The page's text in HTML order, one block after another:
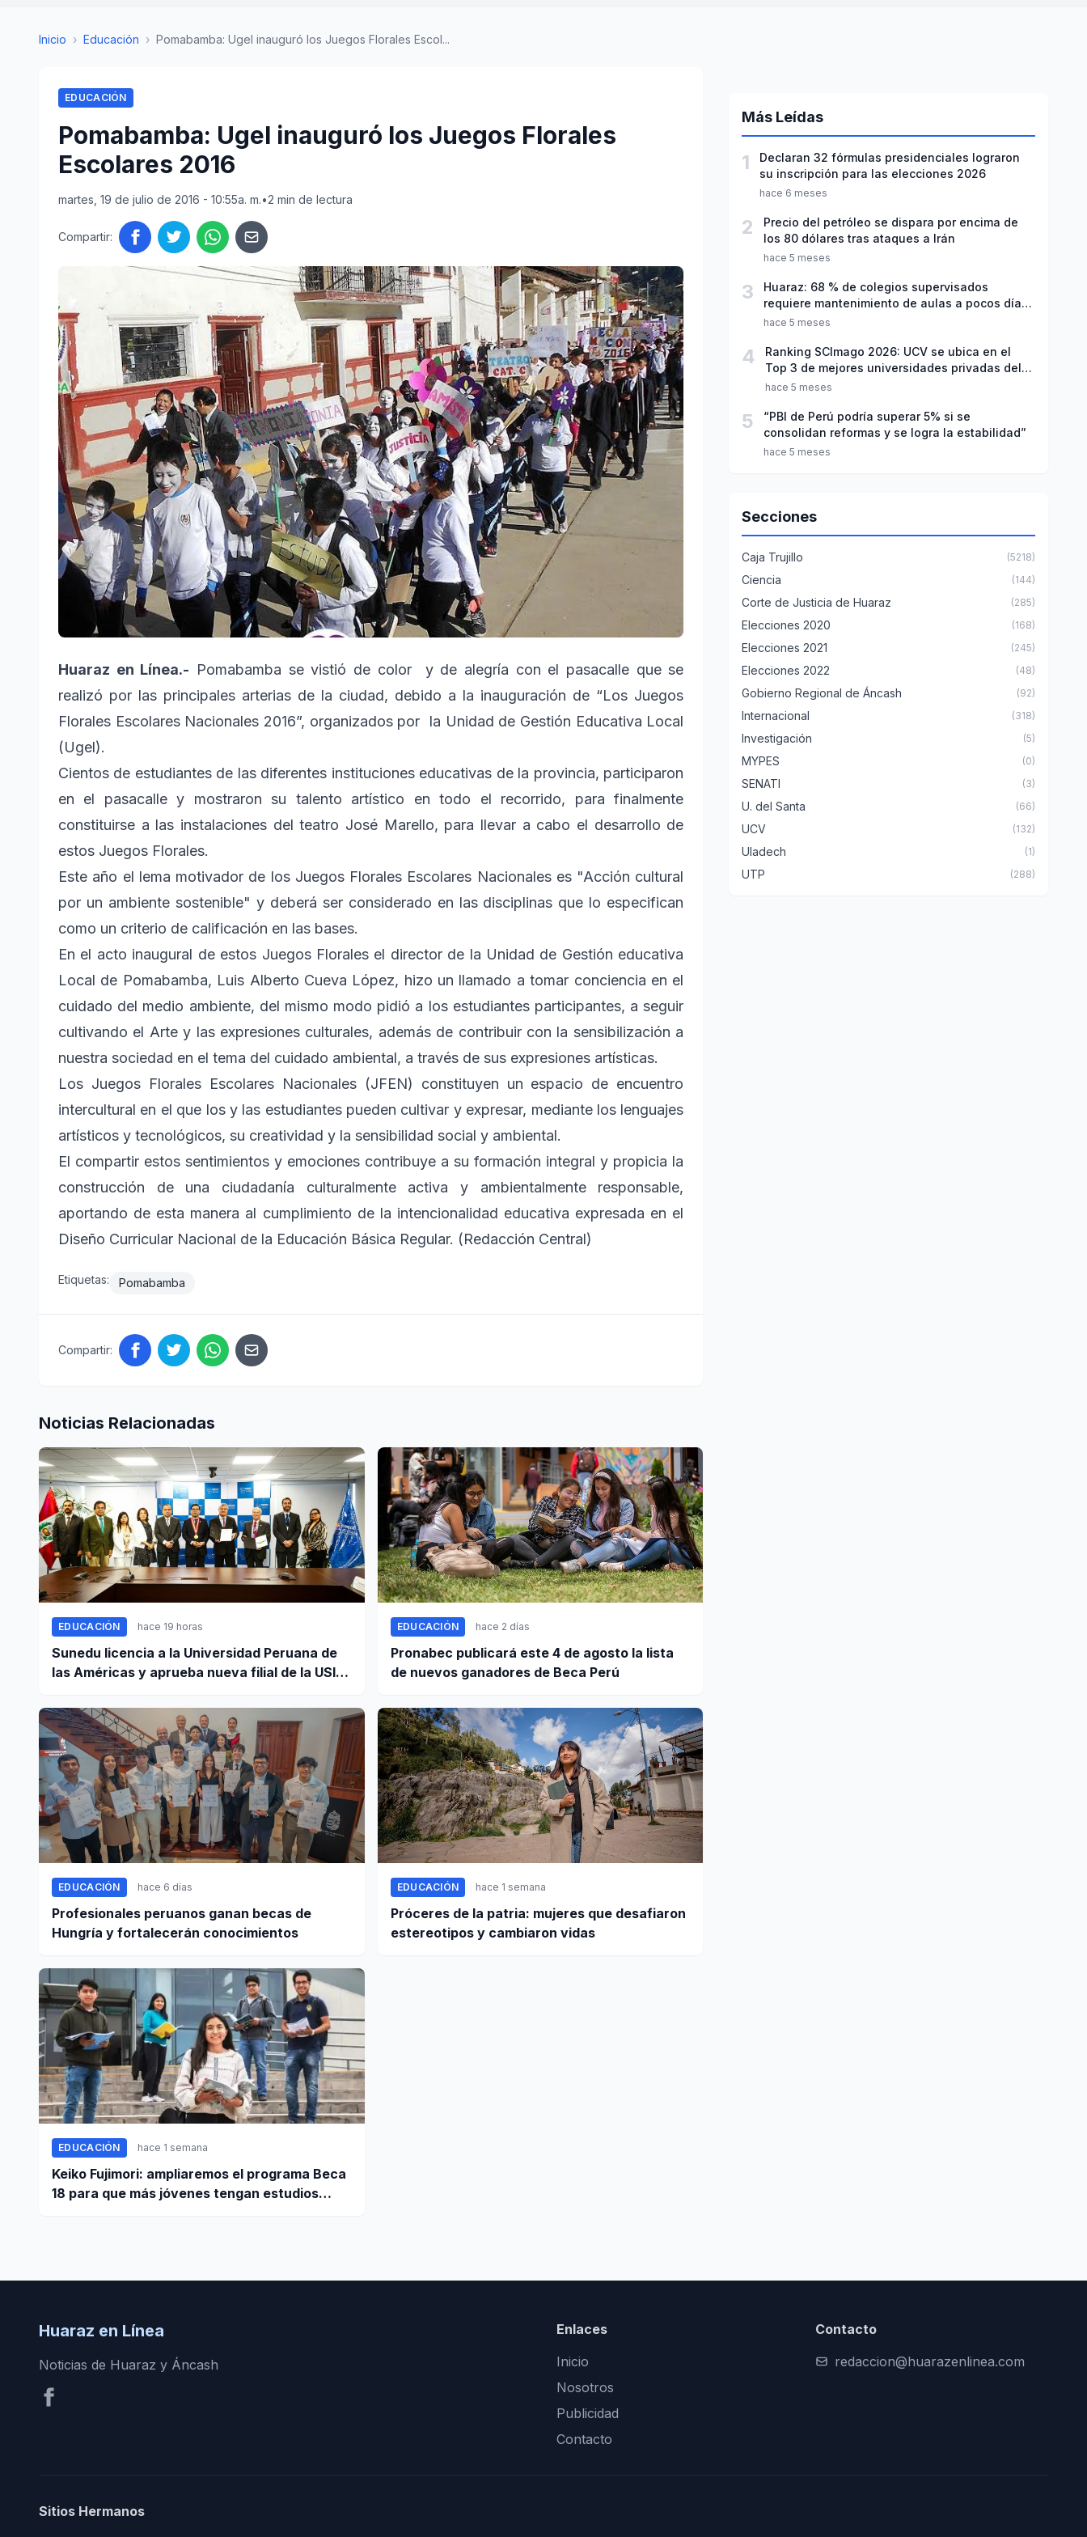
Inicio › Educación › Pomabamba: Ugel inauguró los Juegos Florales Escol...
EDUCACIÓN
Pomabamba: Ugel inauguró los Juegos Florales
Escolares 2016
martes, 19 de julio de 2016 - 10:55a. m.•2 min de lectura
Compartir:
Huaraz en Línea.- Pomabamba se vistió de color y de alegría con el pasacalle que se
realizó por las principales arterias de la ciudad, debido a la inauguración de “Los Juegos
Florales Escolares Nacionales 2016”, organizados por la Unidad de Gestión Educativa Local
(Ugel).
Cientos de estudiantes de las diferentes instituciones educativas de la provincia, participaron
en el pasacalle y mostraron su talento artístico en todo el recorrido, para finalmente
constituirse a las instalaciones del teatro José Marello, para llevar a cabo el desarrollo de
estos Juegos Florales.
Este año el lema motivador de los Juegos Florales Escolares Nacionales es "Acción cultural
por un ambiente sostenible" y deberá ser considerado en las disciplinas que lo especifican
como un criterio de calificación en las bases.
En el acto inaugural de estos Juegos Florales el director de la Unidad de Gestión educativa
Local de Pomabamba, Luis Alberto Cueva López, hizo un llamado a tomar conciencia en el
cuidado del medio ambiente, del mismo modo pidió a los estudiantes participantes, a seguir
cultivando el Arte y las expresiones culturales, además de contribuir con la sensibilización a
nuestra sociedad en el tema del cuidado ambiental, a través de sus expresiones artísticas.
Los Juegos Florales Escolares Nacionales (JFEN) constituyen un espacio de encuentro
intercultural en el que los y las estudiantes pueden cultivar y expresar, mediante los lenguajes
artísticos y tecnológicos, su creatividad y la sensibilidad social y ambiental.
El compartir estos sentimientos y emociones contribuye a su formación integral y propicia la
construcción de una ciudadanía culturalmente activa y ambientalmente responsable,
aportando de esta manera al cumplimiento de la intencionalidad educativa expresada en el
Diseño Curricular Nacional de la Educación Básica Regular. (Redacción Central)
Etiquetas: Pomabamba
Compartir:
Noticias Relacionadas
EDUCACIÓN hace 19 horas
Sunedu licencia a la Universidad Peruana de
las Américas y aprueba nueva filial de la USIL
EDUCACIÓN hace 2 días
Pronabec publicará este 4 de agosto la lista
de nuevos ganadores de Beca Perú
EDUCACIÓN hace 6 días
Profesionales peruanos ganan becas de
Hungría y fortalecerán conocimientos
EDUCACIÓN hace 1 semana
Próceres de la patria: mujeres que desafiaron
estereotipos y cambiaron vidas
EDUCACIÓN hace 1 semana
Keiko Fujimori: ampliaremos el programa Beca
18 para que más jóvenes tengan estudios
Más Leídas
1
Declaran 32 fórmulas presidenciales lograron
su inscripción para las elecciones 2026
hace 6 meses
2
Precio del petróleo se dispara por encima de
los 80 dólares tras ataques a Irán
hace 5 meses
3
Huaraz: 68 % de colegios supervisados
requiere mantenimiento de aulas a pocos días
de inicio del año escolar 2026
hace 5 meses
4
Ranking SCImago 2026: UCV se ubica en el
Top 3 de mejores universidades privadas del
Perú
hace 5 meses
5
“PBI de Perú podría superar 5% si se
consolidan reformas y se logra la estabilidad”
hace 5 meses
Secciones
Caja Trujillo (5218)
Ciencia (144)
Corte de Justicia de Huaraz (285)
Elecciones 2020 (168)
Elecciones 2021 (245)
Elecciones 2022 (48)
Gobierno Regional de Áncash (92)
Internacional (318)
Investigación (5)
MYPES (0)
SENATI (3)
U. del Santa (66)
UCV (132)
Uladech (1)
UTP (288)
Huaraz en Línea
Noticias de Huaraz y Áncash
Enlaces
Inicio
Nosotros
Publicidad
Contacto
Contacto
redaccion@huarazenlinea.com
Sitios Hermanos